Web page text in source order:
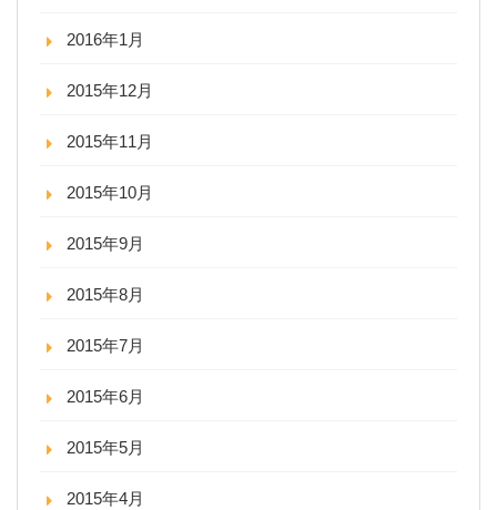
2016年1月
2015年12月
2015年11月
2015年10月
2015年9月
2015年8月
2015年7月
2015年6月
2015年5月
2015年4月